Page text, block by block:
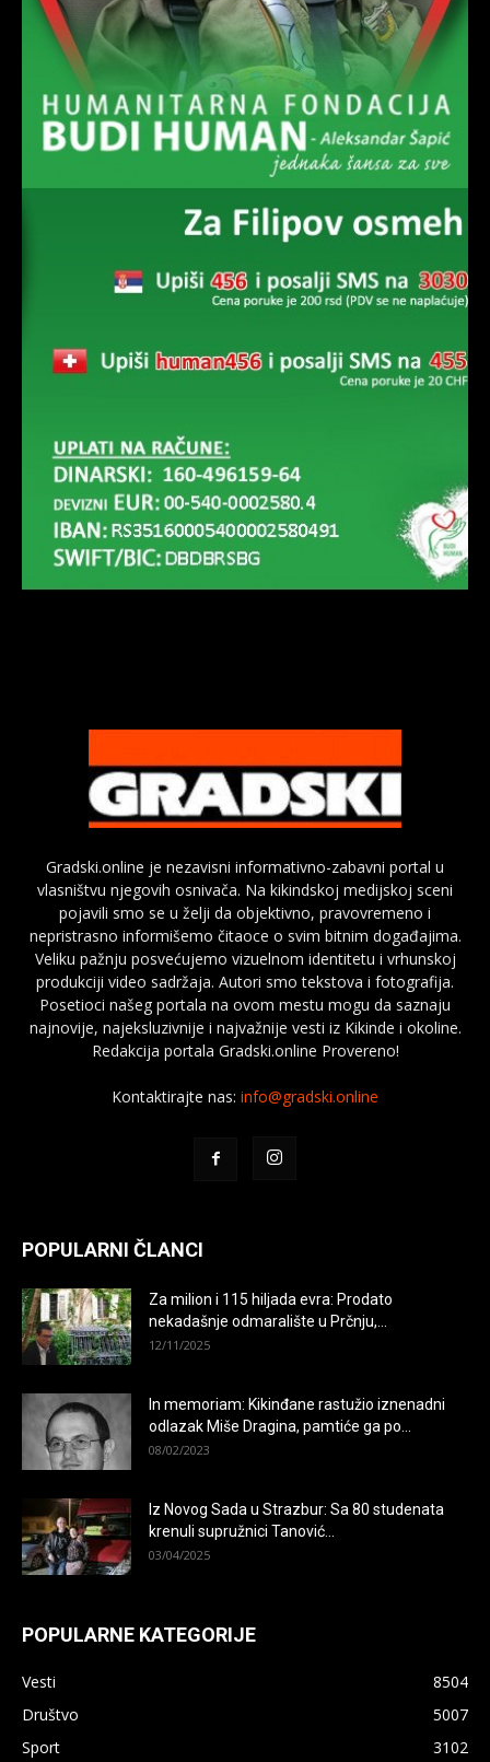
Gradski.online je nezavisni informativno-zabavni portal u
vlasništvu njegovih osnivača. Na kikindskoj medijskoj sceni
pojavili smo se u želji da objektivno, pravovremeno i
nepristrasno informišemo čitaoce o svim bitnim događajima.
Veliku pažnju posvećujemo vizuelnom identitetu i vrhunskoj
produkciji video sadržaja. Autori smo tekstova i fotografija.
Posetioci našeg portala na ovom mestu mogu da saznaju
najnovije, najeksluzivnije i najvažnije vesti iz Kikinde i okoline.
Redakcija portala Gradski.online Provereno!
Kontaktirajte nas: info@gradski.online
POPULARNI ČLANCI
Za milion i 115 hiljada evra: Prodato
nekadašnje odmaralište u Prčnju,...
12/11/2025
In memoriam: Kikinđane rastužio iznenadni
odlazak Miše Dragina, pamtiće ga po...
08/02/2023
Iz Novog Sada u Strazbur: Sa 80 studenata
krenuli supružnici Tanović...
03/04/2025
POPULARNE KATEGORIJE
Vesti
8504
Društvo
5007
Sport
3102